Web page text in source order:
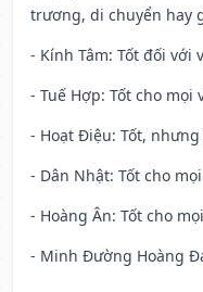
trương, di chuyển hay
- Kính Tâm: Tốt đối với
- Tuế Hợp: Tốt cho mọi
- Hoạt Điệu: Tốt,
- Dân Nhật: Tốt cho
- Hoàng Ân: Tốt cho
- Minh Đường Hoàng